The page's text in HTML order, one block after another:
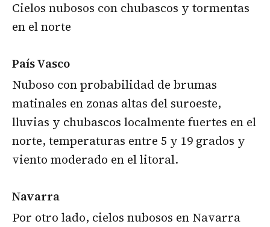
Cielos nubosos con chubascos y tormentas
en el norte
País Vasco
Nuboso con probabilidad de brumas
matinales en zonas altas del suroeste,
lluvias y chubascos localmente fuertes en el
norte, temperaturas entre 5 y 19 grados y
viento moderado en el litoral.
Navarra
Por otro lado, cielos nubosos en Navarra